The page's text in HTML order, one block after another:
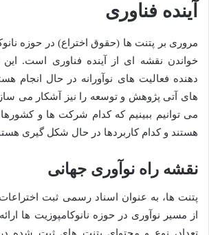
آینده فناوری
مروری بر پتنت ها (حقوق اختراع) در حوزه
خواندن نقشه ای از آینده فناوری است. این
دهنده فعالیت های نوآورانه در حال انجام
های آتی پژوهش و توسعه را نیز آشکار می
می توانیم ببینیم که کدام شرکت ها و
هستند و کدام کاربردها در حال شکل گیری
نقشه راه نوآوری جهانی
پتنت ها، به عنوان اسناد رسمی ثبت
از مسیر نوآوری در حوزه نانوکامپوزیت ها